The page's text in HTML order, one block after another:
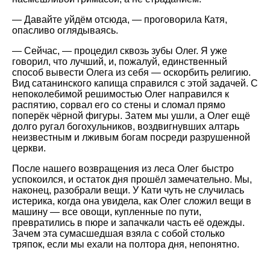
— Давайте уйдём отсюда, — проговорила Катя,
опасливо оглядываясь.
— Сейчас, — процедил сквозь зубы Олег. Я уже
говорил, что лучший, и, пожалуй, единственный
способ вывести Олега из себя — оскорбить религию.
Вид сатанинского капища справился с этой задачей. С
непоколебимой решимостью Олег направился к
распятию, сорвал его со стены и сломал прямо
поперёк чёрной фигуры. Затем мы ушли, а Олег ещё
долго ругал богохульников, воздвигнувших алтарь
неизвестным и лживым богам посреди разрушенной
церкви.
После нашего возвращения из леса Олег быстро
успокоился, и остаток дня прошёл замечательно. Мы,
наконец, разобрали вещи. У Кати чуть не случилась
истерика, когда она увидела, как Олег сложил вещи в
машину — все овощи, купленные по пути,
превратились в пюре и запачкали часть её одежды.
Зачем эта сумасшедшая взяла с собой столько
тряпок, если мы ехали на полтора дня, непонятно.